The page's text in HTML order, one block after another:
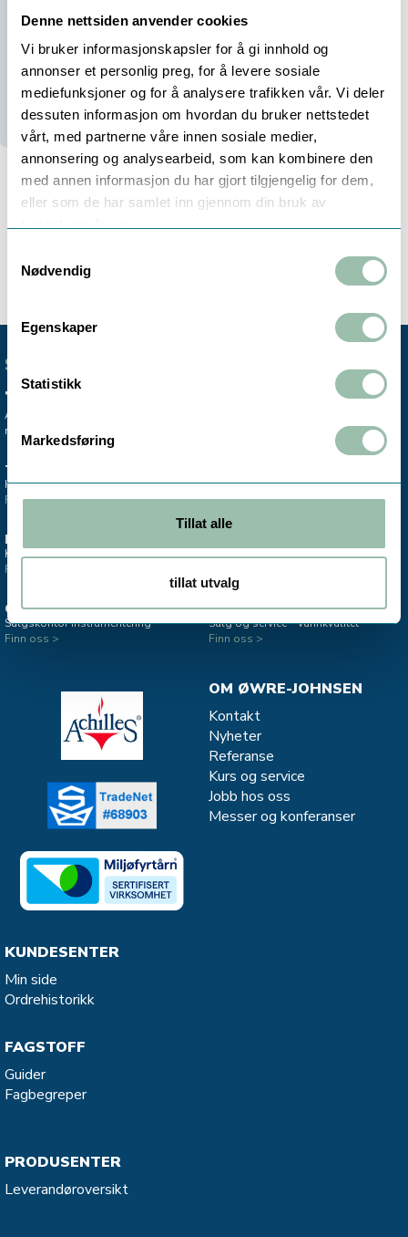
Denne nettsiden anvender cookies
Vi bruker informasjonskapsler for å gi innhold og
annonser et personlig preg, for å levere sosiale
mediefunksjoner og for å analysere trafikken vår. Vi deler
dessuten informasjon om hvordan du bruker nettstedet
vårt, med partnerne våre innen sosiale medier,
annonsering og analysearbeid, som kan kombinere den
med annen informasjon du har gjort tilgjengelig for dem,
eller som de har samlet inn gjennom din bruk av
Nødvendig
Egenskaper
Statistikk
Markedsføring
Tillat alle
tillat utvalg
- +
Bestillingsvare (28dager)
Beskrivelse
SENTRALBORD
+47 72 59 61 00
Avdelingskontorene er koblet til vårt
mobile sentralbord.
TRONDHEIM
Hovedkontor & lager
Finn oss >
ESTLAND
Kontor - Salg Divako
Finn oss >
OSLO
Salgskontor instrumentering
Finn oss >
Salgskontor instrumentering
Finn oss >
Salgskontor CJC - oljefiltrering
MJØNDALEN
Salg og service - Vannkvalitet
Finn oss >
OM ØWRE-JOHNSEN
Kontakt
Nyheter
Referanse
Kurs og service
Jobb hos oss
Messer og konferanser
KUNDESENTER
Min side
Ordrehistorikk
FAGSTOFF
Guider
Fagbegreper
PRODUSENTER
Leverandøroversikt